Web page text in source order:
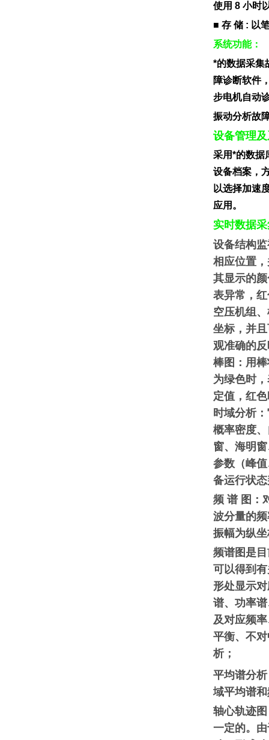
使用 8 小时
■ 存 储 : 以
系统功能：
*的数据采集
障诊断软件
步电机自动
振动分析故
设备管理
采用*的数据
设备档案，
以选择加速
应用。
实时数据
设备结构
相应位置
其显示的
表异常，
空压机组
坐标，并
观准确的
棒图：用
为绿色时
定值，红
时域分析
概率密度
窗、海明
参数（峰
备运行状
频 谱 图：
波分量的
振幅为纵
频谱图是
可以得到
形处显示
谱、功率
及对应频
平衡、不
析；
平均谱分
域平均谱
轴心轨迹
一定的。